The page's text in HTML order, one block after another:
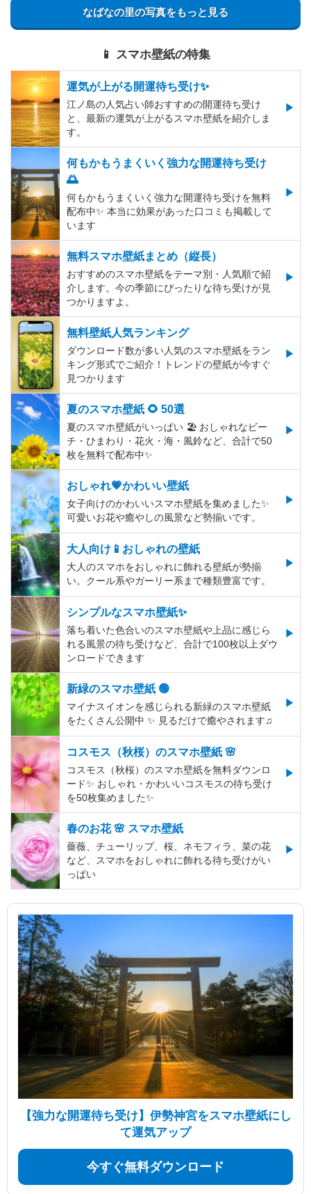
なばなの里の写真をもっと見る
📱 スマホ壁紙の特集
運気が上がる開運待ち受け✨
江ノ島の人気占い師おすすめの開運待ち受け
と、最新の運気が上がるスマホ壁紙を紹介しま
す。
何もかもうまくいく強力な開運待ち受け
🌅
何もかもうまくいく強力な開運待ち受けを無料
配布中✨️ 本当に効果があった口コミも掲載して
います
無料スマホ壁紙まとめ（縦長）
おすすめのスマホ壁紙をテーマ別・人気順で紹
介します。今の季節にぴったりな待ち受けが見
つかりますよ。
無料壁紙人気ランキング
ダウンロード数が多い人気のスマホ壁紙をラン
キング形式でご紹介！トレンドの壁紙が今すぐ
見つかります
夏のスマホ壁紙 🌻 50選
夏のスマホ壁紙がいっぱい 🏖 おしゃれなビー
チ・ひまわり・花火・海・風鈴など、合計で50
枚を無料で配布中✨
おしゃれ💗かわいい壁紙
女子向けのかわいいスマホ壁紙を集めました✨
可愛いお花や癒やしの風景など勢揃いです。
大人向け📱おしゃれの壁紙
大人のスマホをおしゃれに飾れる壁紙が勢揃
い。クール系やガーリー系まで種類豊富です。
シンプルなスマホ壁紙✨
落ち着いた色合いのスマホ壁紙や上品に感じら
れる風景の待ち受けなど、合計で100枚以上ダウ
ンロードできます
新緑のスマホ壁紙 🟢
マイナスイオンを感じられる新緑のスマホ壁紙
をたくさん公開中 ✨ 見るだけで癒やされます♫
コスモス（秋桜）のスマホ壁紙 🌸
コスモス（秋桜）のスマホ壁紙を無料ダウンロ
ード✨️ おしゃれ・かわいいコスモスの待ち受け
を50枚集めました✨️
春のお花 🌸 スマホ壁紙
薔薇、チューリップ、桜、ネモフィラ、菜の花
など、スマホをおしゃれに飾れる待ち受けがい
っぱい
【強力な開運待ち受け】伊勢神宮をスマホ壁紙にし
て運気アップ
今すぐ無料ダウンロード